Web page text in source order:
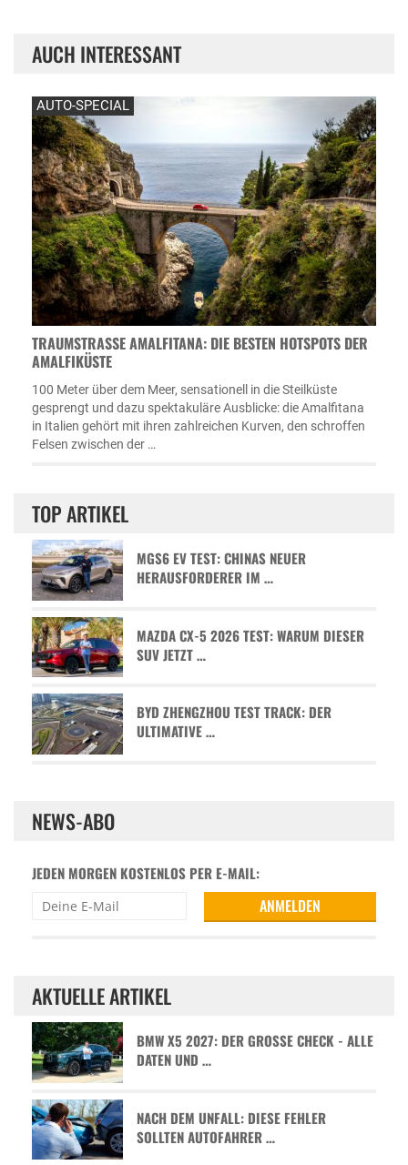
AUCH INTERESSANT
AUTO-SPECIAL
TRAUMSTRASSE AMALFITANA: DIE BESTEN HOTSPOTS DER A
MALFIKÜSTE
100 Meter über dem Meer, sensationell in die Steilküste
gesprengt und dazu spektakuläre Ausblicke: die Amalfitana
in Italien gehört mit ihren zahlreichen Kurven, den schroffen
Felsen zwischen der …
TOP ARTIKEL
MGS6 EV TEST: CHINAS NEUER
HERAUSFORDERER IM …
MAZDA CX-5 2026 TEST: WARUM DIESER
SUV JETZT …
BYD ZHENGZHOU TEST TRACK: DER
ULTIMATIVE …
NEWS-ABO
JEDEN MORGEN KOSTENLOS PER E-MAIL:
AKTUELLE ARTIKEL
BMW X5 2027: DER GROSSE CHECK - ALLE D
ATEN UND …
NACH DEM UNFALL: DIESE FEHLER
SOLLTEN AUTOFAHRER …